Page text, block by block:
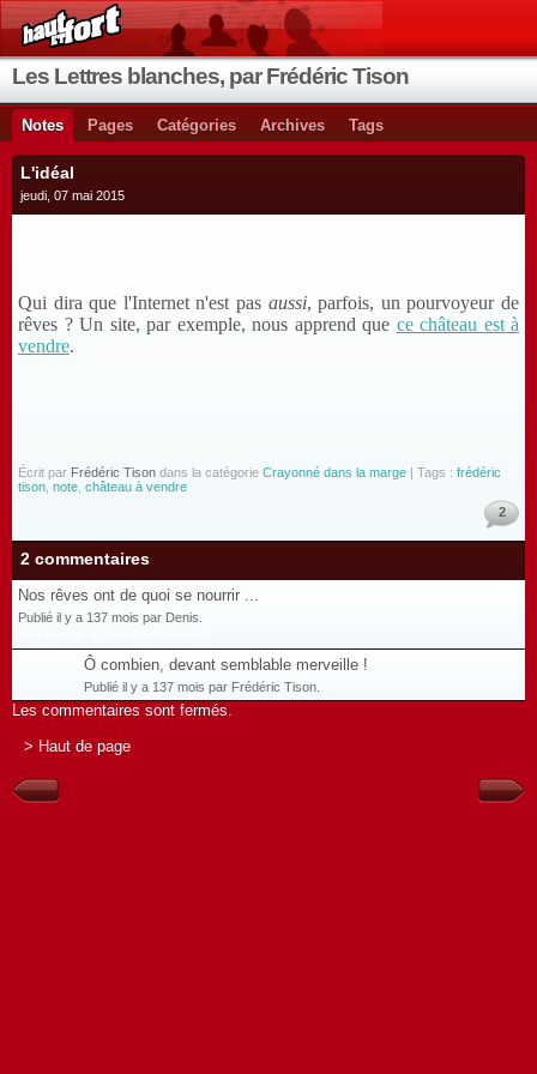
Les Lettres blanches, par Frédéric Tison
Notes Pages Catégories Archives Tags
L'idéal
jeudi, 07 mai 2015
Qui dira que l'Internet n'est pas aussi, parfois, un pourvoyeur de
rêves ? Un site, par exemple, nous apprend que ce château est à
vendre.
Écrit par Frédéric Tison dans la catégorie Crayonné dans la marge | Tags : frédéric
tison note château à vendre
2
2 commentaires
Nos rêves ont de quoi se nourrir ...
Publié il y a 137 mois par Denis.
Ô combien, devant semblable merveille !
Publié il y a 137 mois par Frédéric Tison.
Les commentaires sont fermés.
> Haut de page